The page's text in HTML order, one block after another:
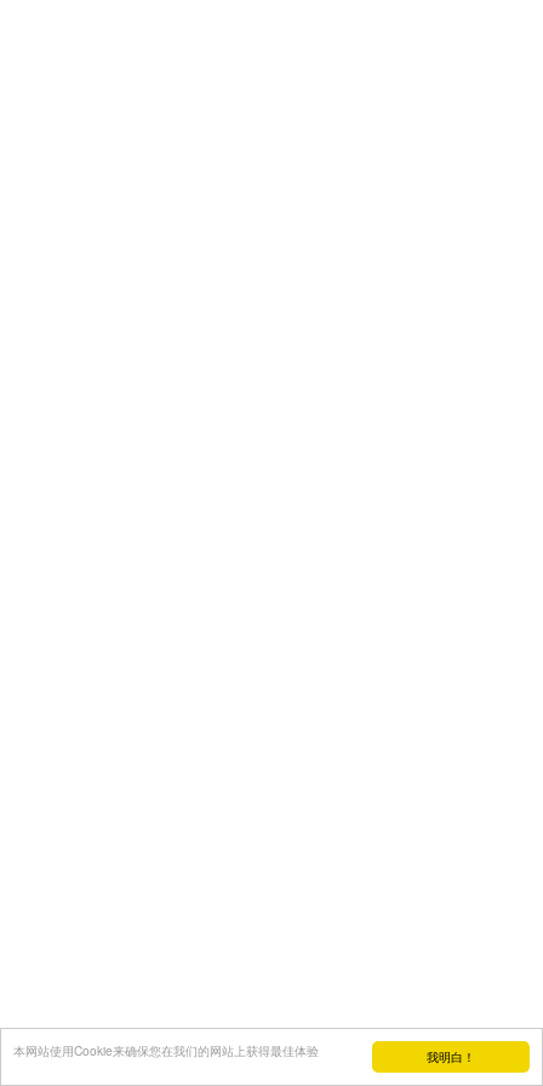
我明白！
本网站使用Cookie来确保您在我们的网站上获得最佳体验